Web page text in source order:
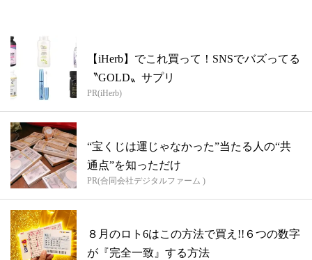
【iHerb】でこれ買って！SNSでバズってる
〝GOLD〟サプリ
PR(iHerb)
“宝くじは運じゃなかった”当たる人の“共
通点”を知っただけ
PR(合同会社デジタルファーム )
８月のロト6はこの方法で買え!!６つの数字
が『完全一致』する方法